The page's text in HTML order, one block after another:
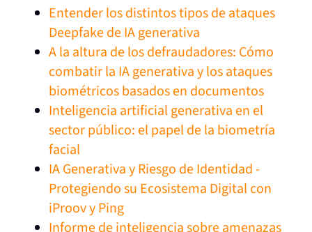
Entender los distintos tipos de ataques
Deepfake de IA generativa
A la altura de los defraudadores: Cómo
combatir la IA generativa y los ataques
biométricos basados en documentos
Inteligencia artificial generativa en el
sector público: el papel de la biometría
facial
IA Generativa y Riesgo de Identidad -
Protegiendo su Ecosistema Digital con
iProov y Ping
Informe de inteligencia sobre amenazas